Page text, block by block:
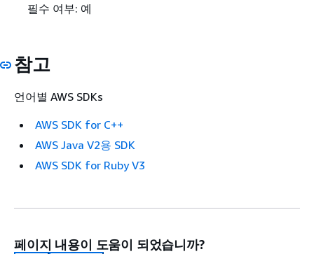
필수 여부: 예
참고
언어별 AWS SDKs
AWS SDK for C++
AWS Java V2용 SDK
AWS SDK for Ruby V3
페이지 내용이 도움이 되었습니까?